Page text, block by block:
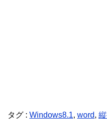
タグ : Windows8.1, word,